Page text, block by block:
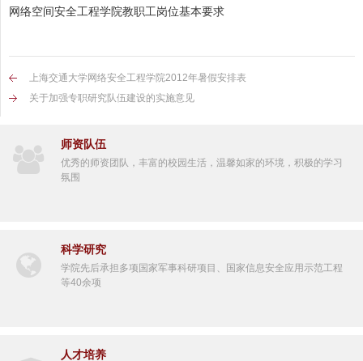
网络空间安全工程学院教职工岗位基本要求
上海交通大学网络安全工程学院2012年暑假安排表
关于加强专职研究队伍建设的实施意见
师资队伍
优秀的师资团队，丰富的校园生活，温馨如家的环境，积极的学习
氛围
科学研究
学院先后承担多项国家军事科研项目、国家信息安全应用示范工程
等40余项
人才培养